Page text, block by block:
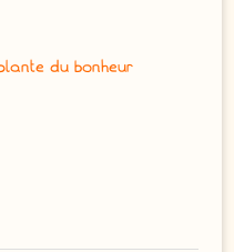
du bonheur